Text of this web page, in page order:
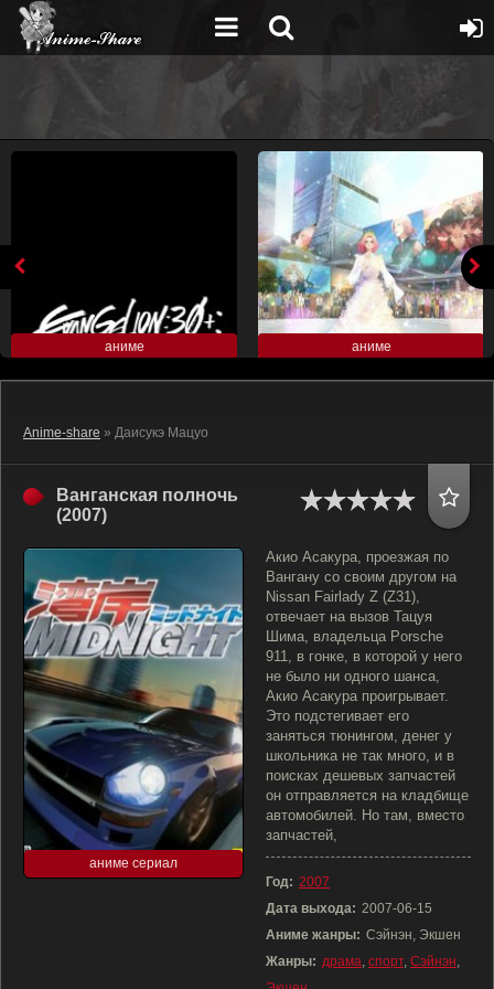
аниме аниме
Anime-share » Даисукэ Мацуо
Ванганская полночь
(2007)
аниме сериал
Акио Асакура, проезжая по
Вангану со своим другом на
Nissan Fairlady Z (Z31),
отвечает на вызов Тацуя
Шима, владельца Porsche
911, в гонке, в которой у него
не было ни одного шанса,
Акио Асакура проигрывает.
Это подстегивает его
заняться тюнингом, денег у
школьника не так много, и в
поисках дешевых запчастей
он отправляется на кладбище
автомобилей. Но там, вместо
запчастей,
Год: 2007
Дата выхода: 2007-06-15
Аниме жанры: Сэйнэн, Экшен
Жанры: драма, спорт, Сэйнэн,